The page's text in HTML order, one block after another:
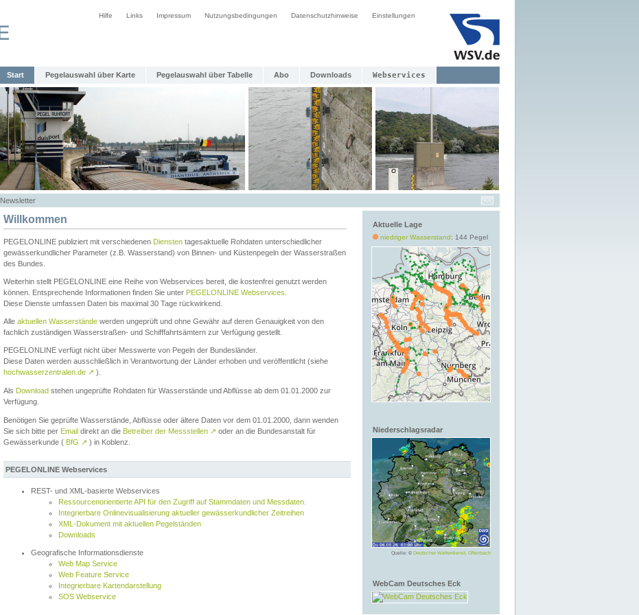
Hilfe Links Impressum Nutzungsbedingungen Datenschutzhinweise Einstellungen
Start Pegelauswahl über Karte Pegelauswahl über Tabelle Abo Downloads Webservices
Newsletter
Aktuelle Lage
niedriger Wasserstand: 144 Pegel
Niederschlagsradar
Quelle: © Deutscher Wetterdienst, Offenbach
WebCam Deutsches Eck
Willkommen
PEGELONLINE publiziert mit verschiedenen Diensten tagesaktuelle Rohdaten unterschiedlicher
gewässerkundlicher Parameter (z.B. Wasserstand) von Binnen- und Küstenpegeln der Wasserstraßen
des Bundes.
Weiterhin stellt PEGELONLINE eine Reihe von Webservices bereit, die kostenfrei genutzt werden
können. Entsprechende Informationen finden Sie unter PEGELONLINE Webservices
Diese Dienste umfassen Daten bis maximal 30 Tage rückwirkend.
Alle aktuellen Wasserstände werden ungeprüft und ohne Gewähr auf deren Genauigkeit von den
fachlich zuständigen Wasserstraßen- und Schifffahrtsämtern zur Verfügung gestellt.
PEGELONLINE verfügt nicht über Messwerte von Pegeln der Bundesländer.
Diese Daten werden ausschließlich in Verantwortung der Länder erhoben und veröffentlicht (siehe
hochwasserzentralen.de ↗ ).
Als Download stehen ungeprüfte Rohdaten für Wasserstände und Abflüsse ab dem 01.01.2000 zur
Verfügung.
Benötigen Sie geprüfte Wasserstände, Abflüsse oder ältere Daten vor dem 01.01.2000, dann wenden
Sie sich bitte per Email direkt an die Betreiber der Messstellen ↗ oder an die Bundesanstalt für
Gewässerkunde ( BfG ↗ ) in Koblenz.
PEGELONLINE Webservices
REST- und XML-basierte Webservices
Ressourcenorientierte API für den Zugriff auf Stammdaten und Messdaten.
Integrierbare Onlinevisualisierung aktueller gewässerkundlicher Zeitreihen
XML-Dokument mit aktuellen Pegelständen
Downloads
Geografische Informationsdienste
Web Map Service
Web Feature Service
Integrierbare Kartendarstellung
SOS Webservice